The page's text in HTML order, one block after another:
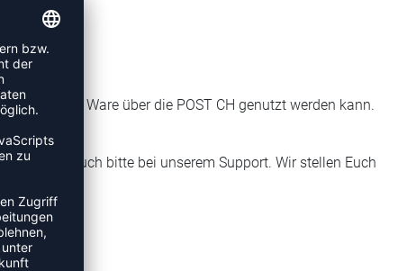
der Ware über die POST CH genutzt werden kann.
meldet Euch bitte bei unserem Support. Wir stellen Euch